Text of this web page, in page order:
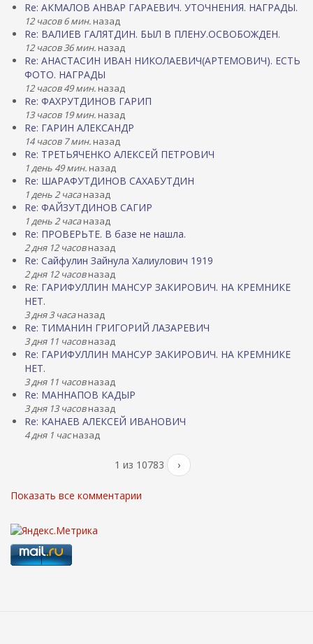
Re: АКМАЛОВ АНВАР ГАРАЕВИЧ. УТОЧНЕНИЯ. НАГРАДЫ.
12 часов 6 мин. назад
Re: ВАЛИЕВ ГАЛЯТДИН. БЫЛ В ПЛЕНУ.ОСВОБОЖДЕН.
12 часов 36 мин. назад
Re: АНАСТАСИН ИВАН НИКОЛАЕВИЧ(АРТЕМОВИЧ). ЕСТЬ
ФОТО. НАГРАДЫ
12 часов 49 мин. назад
Re: ФАХРУТДИНОВ ГАРИП
13 часов 19 мин. назад
Re: ГАРИН АЛЕКСАНДР
14 часов 7 мин. назад
Re: ТРЕТЬЯЧЕНКО АЛЕКСЕЙ ПЕТРОВИЧ
1 день 49 мин. назад
Re: ШАРАФУТДИНОВ САХАБУТДИН
1 день 2 часаназад
Re: ФАЙЗУТДИНОВ САГИР
1 день 2 часаназад
Re: ПРОВЕРЬТЕ. В базе не нашла.
2 дня 12 часовназад
Re: Сайфулин Зайнула Халиулович 1919
2 дня 12 часовназад
Re: ГАРИФУЛЛИН МАНСУР ЗАКИРОВИЧ. НА КРЕМНИКЕ
НЕТ.
3 дня 3 часаназад
Re: ТИМАНИН ГРИГОРИЙ ЛАЗАРЕВИЧ
3 дня 11 часовназад
Re: ГАРИФУЛЛИН МАНСУР ЗАКИРОВИЧ. НА КРЕМНИКЕ
НЕТ.
3 дня 11 часовназад
Re: МАННАПОВ КАДЫР
3 дня 13 часовназад
Re: КАНАЕВ АЛЕКСЕЙ ИВАНОВИЧ
4 дня 1 часназад
1 из 10783 ›
Показать все комментарии